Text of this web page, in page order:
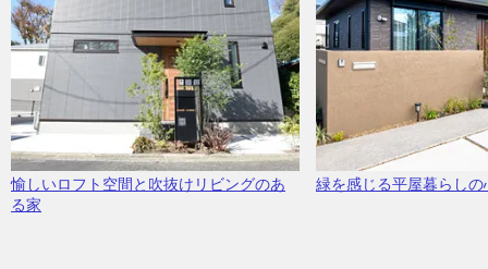
愉しいロフト空間と吹抜けリビングのあ
る家
緑を感じる平屋暮らしの